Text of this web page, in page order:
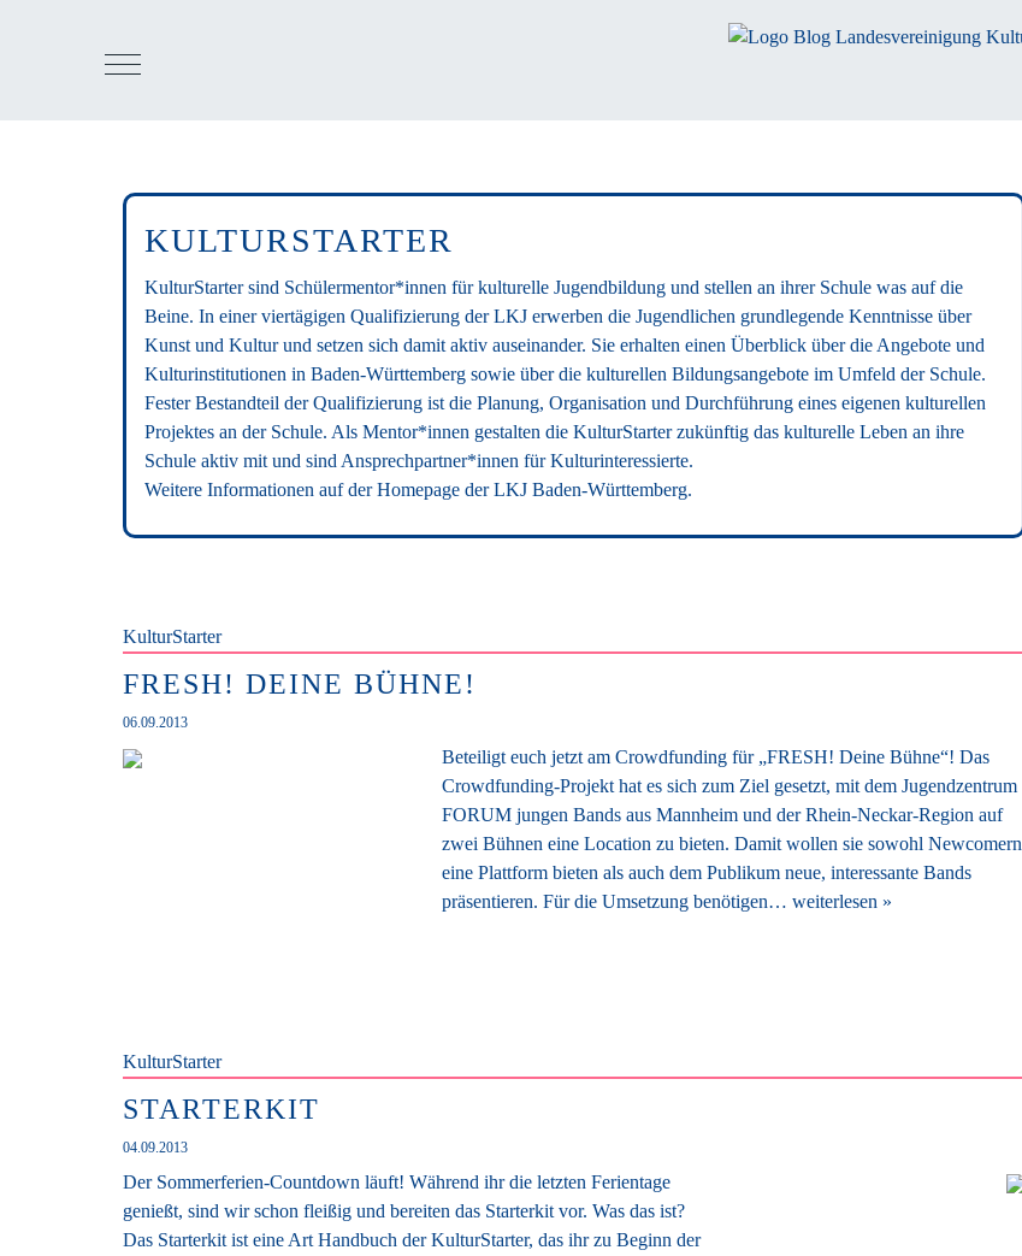
KULTURSTARTER
KulturStarter sind Schülermentor*innen für kulturelle Jugendbildung und stellen an ihrer Schule was auf die
Beine. In einer viertägigen Qualifizierung der LKJ erwerben die Jugendlichen grundlegende Kenntnisse über
Kunst und Kultur und setzen sich damit aktiv auseinander. Sie erhalten einen Überblick über die Angebote und
Kulturinstitutionen in Baden-Württemberg sowie über die kulturellen Bildungsangebote im Umfeld der Schule.
Fester Bestandteil der Qualifizierung ist die Planung, Organisation und Durchführung eines eigenen kulturellen
Projektes an der Schule. Als Mentor*innen gestalten die KulturStarter zukünftig das kulturelle Leben an ihre
Schule aktiv mit und sind Ansprechpartner*innen für Kulturinteressierte.
Weitere Informationen auf derHomepage der LKJ Baden-Württemberg.
KulturStarter
FRESH! DEINE BÜHNE!
06.09.2013
Beteiligt euch jetzt am Crowdfunding für „FRESH! Deine Bühne“! Das
Crowdfunding-Projekt hat es sich zum Ziel gesetzt, mit dem Jugendzentrum
FORUM jungen Bands aus Mannheim und der Rhein-Neckar-Region auf
zwei Bühnen eine Location zu bieten. Damit wollen sie sowohl Newcomern
eine Plattform bieten als auch dem Publikum neue, interessante Bands
präsentieren. Für die Umsetzung benötigen… weiterlesen »
KulturStarter
STARTERKIT
04.09.2013
Der Sommerferien-Countdown läuft! Während ihr die letzten Ferientage
genießt, sind wir schon fleißig und bereiten das Starterkit vor. Was das ist?
Das Starterkit ist eine Art Handbuch der KulturStarter, das ihr zu Beginn der